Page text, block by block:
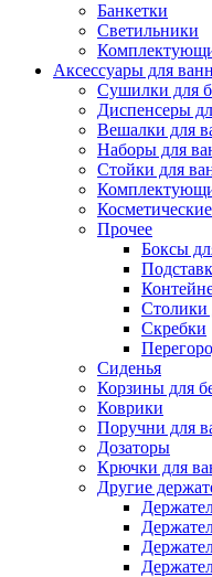
Банкетки
Светильники
Аксессуары для
Сушилки для
Диспенсеры
Вешалки для
Наборы для
Стойки для
Прочее
Боксы
Столики
Скребки
Сиденья
Корзины для
Коврики
Поручни для
Дозаторы
Крючки для
Другие